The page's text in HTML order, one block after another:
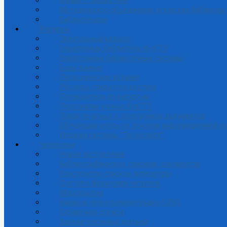
Методическое объединение вузовских
Библиотекарю
Ресурсы
Электронный каталог
Электронная библиотека КузГТУ
Электронные библиотечные системы
Базы данных
Периодические издания
Ресурсы открытого доступа
Путеводители по ресурсам
Персоналии ученых КузГТУ
Поиск печатных и электронных документов
Обучающие курсы по основам информационной
Издания системы "Техэксперт"
Читателям
Новые поступления
Библиографическое описание документов
Конструктор списков литературы
Доступ к формуляру читателя
Мероприятия
Книжная полка первокурсника (СПО)
Справочная служба
Замена утерянных изданий